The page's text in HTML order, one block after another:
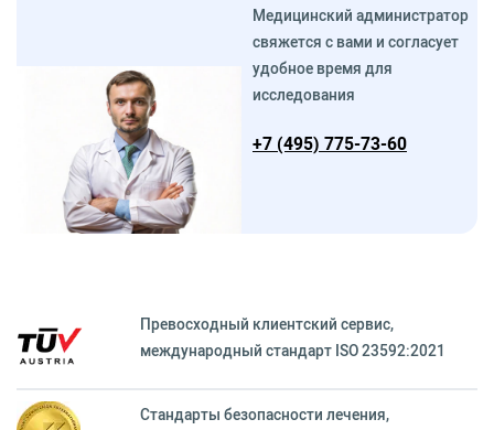
Медицинский администратор
свяжется с вами и согласует
удобное время для
исследования
+7 (495) 775-73-60
Превосходный клиентский сервиc,
международный стандарт ISO 23592:2021
Стандарты безопасности лечения,